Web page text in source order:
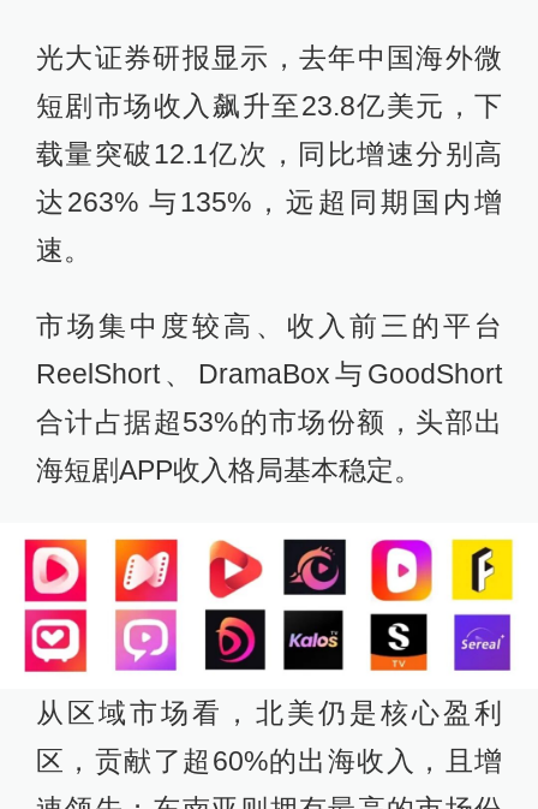
光大证券研报显示，去年中国海外微
短剧市场收入飙升至23.8亿美元，下
载量突破12.1亿次，同比增速分别高
达263% 与135%，远超同期国内增
速。
市场集中度较高、收入前三的平台
ReelShort、DramaBox与GoodShort
合计占据超53%的市场份额，头部出
海短剧APP收入格局基本稳定。
从区域市场看，北美仍是核心盈利
区，贡献了超60%的出海收入，且增